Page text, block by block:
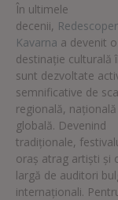
În ultimele
decenii,
Kavarna a devenit o
destinație culturală
sunt dezvoltate
semnificative de
regională, națională
globală. Devenind
tradiționale,
oraș atrag artiști și
largă de auditori
internaționali.